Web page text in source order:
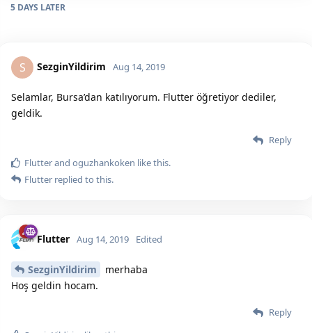
5 DAYS LATER
S SezginYildirim Aug 14, 2019
Selamlar, Bursa’dan katılıyorum. Flutter öğretiyor dediler,
geldik.
Reply
Flutterand oguzhankoken like this.
Flutter replied to this.
Flutter Aug 14, 2019 Edited
SezginYildirim
merhaba
Hoş geldin hocam.
Reply